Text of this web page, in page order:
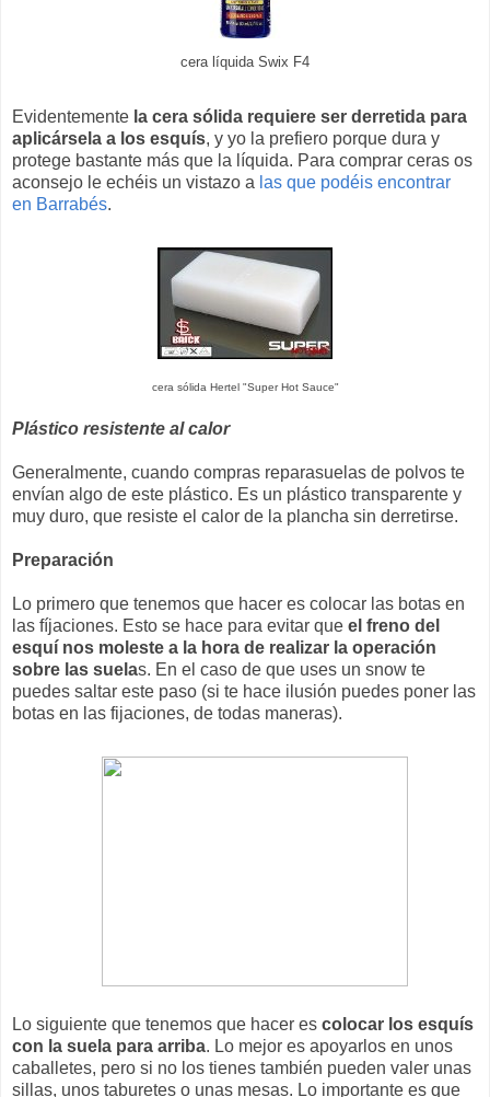
cera líquida Swix F4
Evidentemente la cera sólida requiere ser derretida para
aplicársela a los esquís, y yo la prefiero porque dura y
protege bastante más que la líquida. Para comprar ceras os
aconsejo le echéis un vistazo a las que podéis encontrar
en Barrabés.
cera sólida Hertel "Super Hot Sauce"
Plástico resistente al calor
Generalmente, cuando compras reparasuelas de polvos te
envían algo de este plástico. Es un plástico transparente y
muy duro, que resiste el calor de la plancha sin derretirse.
Preparación
Lo primero que tenemos que hacer es colocar las botas en
las fíjaciones. Esto se hace para evitar que el freno del
esquí nos moleste a la hora de realizar la operación
sobre las suelas. En el caso de que uses un snow te
puedes saltar este paso (si te hace ilusión puedes poner las
botas en las fijaciones, de todas maneras).
Lo siguiente que tenemos que hacer es colocar los esquís
con la suela para arriba. Lo mejor es apoyarlos en unos
caballetes, pero si no los tienes también pueden valer unas
sillas, unos taburetes o unas mesas. Lo importante es que